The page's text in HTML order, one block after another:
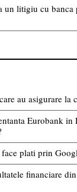
un litigiu cu banca
au asigurare la
Eurobank in
plati prin
financiare